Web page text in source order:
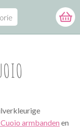
armbanden en